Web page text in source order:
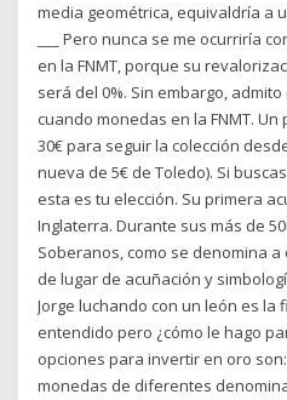
media geométrica, equivaldría a
___ Pero nunca se me ocurriría
en la FNMT, porque su
será del 0%. Sin embargo,
cuando monedas en la FNMT.
30€ para seguir la colección
nueva de 5€ de Toledo). Si
esta es tu elección. Su primera
Inglaterra. Durante sus más de
Soberanos, como se denomina
de lugar de acuñación y
Jorge luchando con un león es la
entendido pero ¿cómo le hago
opciones para invertir en oro
monedas de diferentes